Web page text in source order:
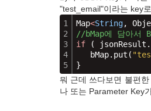
"test_email"이라는 key
1
2
3
4
5
Map<String,
//bMap에 담아서
if (
bMap.put(
}
뭐 근데 쓰다보면 불편
나 또는 Parameter Key